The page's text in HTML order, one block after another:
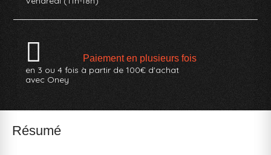
Paiement en plusieurs fois
en 3 ou 4 fois à partir de 100€ d'achat
avec Oney
Résumé